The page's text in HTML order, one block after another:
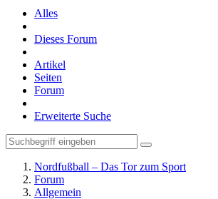
Alles
Dieses Forum
Artikel
Seiten
Forum
Erweiterte Suche
Nordfußball – Das Tor zum Sport
Forum
Allgemein